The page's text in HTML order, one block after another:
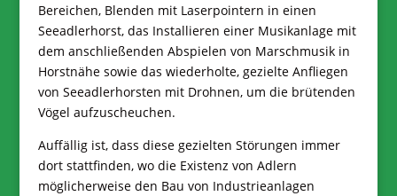
Bereichen, Blenden mit Laserpointern in einen
Seeadlerhorst, das Installieren einer Musikanlage mit
dem anschließenden Abspielen von Marschmusik in
Horstnähe sowie das wiederholte, gezielte Anfliegen
von Seeadlerhorsten mit Drohnen, um die brütenden
Vögel aufzuscheuchen.
Auffällig ist, dass diese gezielten Störungen immer
dort stattfinden, wo die Existenz von Adlern
möglicherweise den Bau von Industrieanlagen